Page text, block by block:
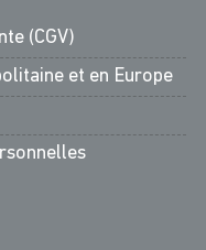
(CGV)
et en Europe